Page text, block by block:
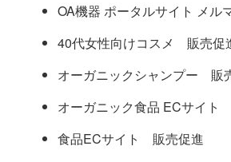
OA機器 ポータルサイト メル
40代女性向けコスメ 販売促
オーガニックシャンプー 販
オーガニック食品 ECサイト
食品ECサイト 販売促進